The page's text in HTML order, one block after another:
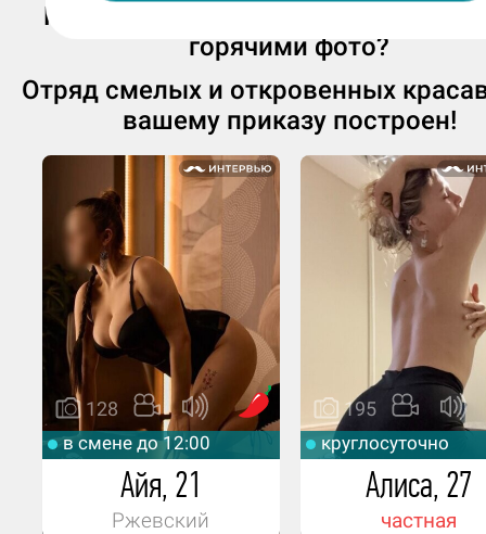
Нравится, как Мила хвастается
горячими фото?
Отряд смелых и откровенных
вашему приказу построен!
в смене до 12:00
Айя, 21
Ржевский
128
круглосуточно
Алиса, 27
частная
195